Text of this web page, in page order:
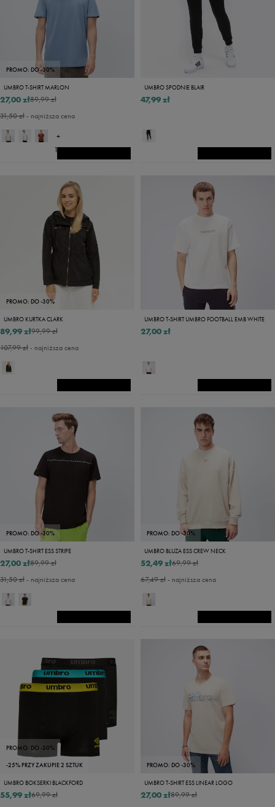
PROMO: DO -30%
UMBRO T-SHIRT MARLON
89,99 zł
27,00 zł
31,50 zł- najniższa cena
+
14
UMBRO SPODNIE BLAIR
47,99 zł
PROMO: DO -30%
UMBRO KURTKA CLARK
99,99 zł
89,99 zł
107,99 zł- najniższa cena
UMBRO T-SHIRT UMBRO FOOTBALL EMB WHITE
27,00 zł
PROMO: DO -30%
UMBRO T-SHIRT ESS STRIPE
89,99 zł
27,00 zł
31,50 zł- najniższa cena
PROMO: DO -30%
UMBRO BLUZA ESS CREW NECK
69,99 zł
52,49 zł
67,49 zł- najniższa cena
PROMO: DO -30%
-25% PRZY ZAKUPIE 2 SZTUK
UMBRO BOKSERKI BLACKFORD
69,99 zł
55,99 zł
PROMO: DO -30%
UMBRO T-SHIRT ESS LINEAR LOGO
89,99 zł
27,00 zł